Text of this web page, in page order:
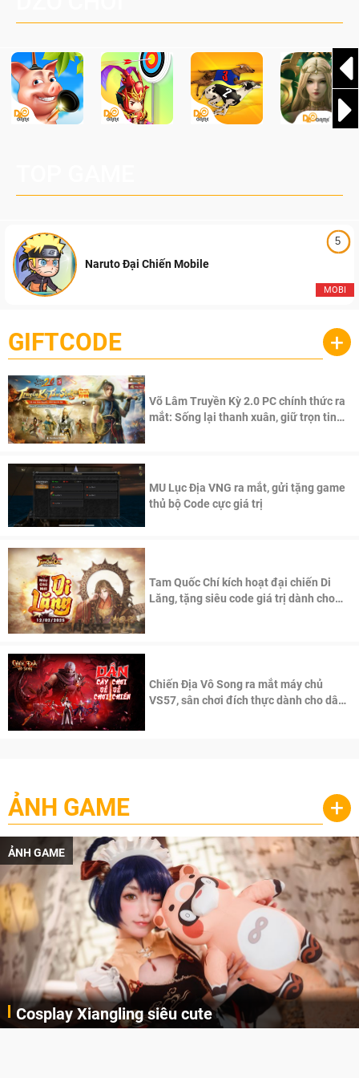
5
MOBI
Naruto Đại Chiến Mobile
GIFTCODE +
Võ Lâm Truyền Kỳ 2.0 PC chính thức ra
mắt: Sống lại thanh xuân, giữ trọn tinh
MU Lục Địa VNG ra mắt, gửi tặng game
thủ bộ Code cực giá trị
Tam Quốc Chí kích hoạt đại chiến Di
Lăng, tặng siêu code giá trị dành cho
Chiến Địa Vô Song ra mắt máy chủ
VS57, sân chơi đích thực dành cho dân
ẢNH GAME +
ẢNH GAME
Cosplay Xiangling siêu cute